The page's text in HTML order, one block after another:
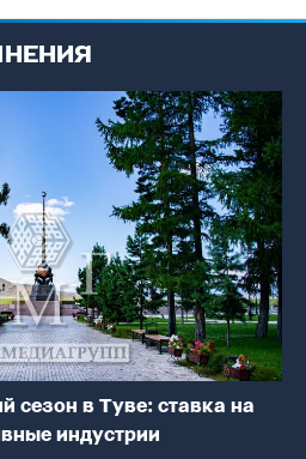
сезон в Туве: ставка на
индустрии